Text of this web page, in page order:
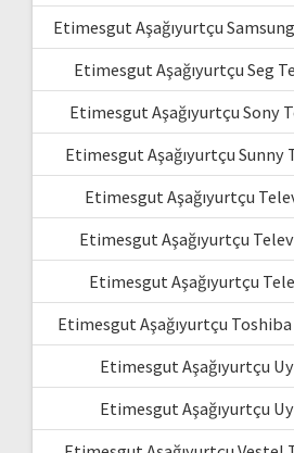
Etimesgut Aşağıyurtçu
Etimesgut Aşağıyurtçu Seg
Etimesgut Aşağıyurtçu Sony
Etimesgut Aşağıyurtçu Sunny
Etimesgut Aşağıyurtçu
Etimesgut Aşağıyurtçu
Etimesgut Aşağıyurtçu
Etimesgut Aşağıyurtçu
Etimesgut Aşağıyurtçu
Etimesgut Aşağıyurtçu